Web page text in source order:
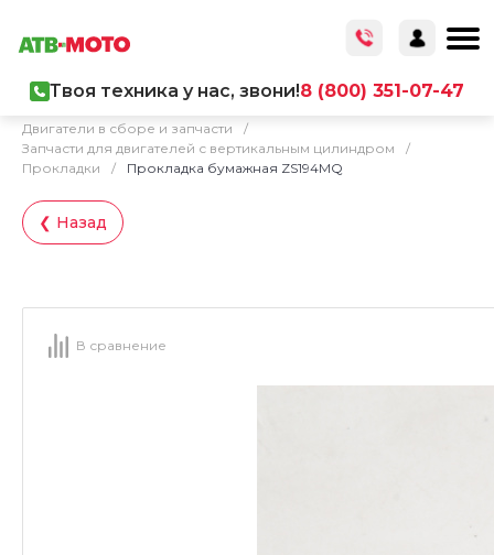
Твоя техника у нас, звони!8 (800) 351-07-47
Двигатели в сборе и запчасти
/
Запчасти для двигателей с вертикальным цилиндром
/
Прокладки
/ Прокладка бумажная ZS194MQ
❮ Назад
В сравнение